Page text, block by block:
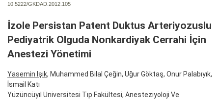
10.5222/GKDAD.2012.105
İzole Persistan Patent Duktus Arteriyozuslu
Pediyatrik Olguda Nonkardiyak Cerrahi İçin
Anestezi Yönetimi
Yasemin Işık, Muhammed Bilal Çeğin, Uğur Göktaş, Onur Palabıyık,
İsmail Katı
Yüzüncüyıl Üniversitesi Tıp Fakültesi, Anesteziyoloji Ve